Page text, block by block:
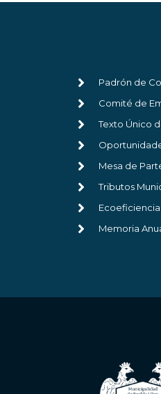
Padrón de
Comité de
Texto Único
Mesa de
Tributos
Ecoeficiencia
Memoria